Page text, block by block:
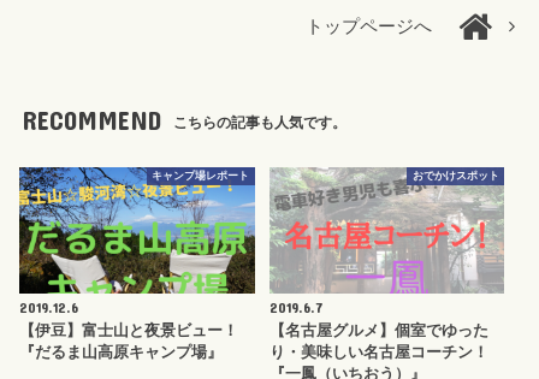
トップページへ
RECOMMEND こちらの記事も人気です。
キャンプ場レポート
2019.12.6
【伊豆】富士山と夜景ビュー！
『だるま山高原キャンプ場』
おでかけスポット
2019.6.7
【名古屋グルメ】個室でゆった
り・美味しい名古屋コーチン！
『一鳳（いちおう）』